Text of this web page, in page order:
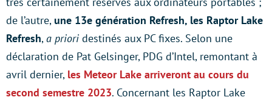
de l’autre, une 13e génération Refresh, les Raptor Lake
Refresh,a priori destinés aux PC fixes. Selon une
déclaration de Pat Gelsinger, PDG d’Intel, remontant à
avril dernier, les Meteor Lake arriveront au cours du
second semestre 2023. Concernant les Raptor Lake